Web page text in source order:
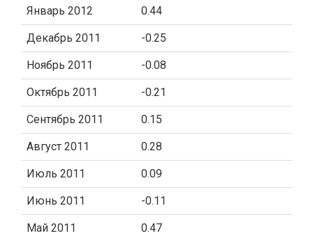
Январь 2012 0.44
Декабрь 2011 -0.25
Ноябрь 2011 -0.08
Октябрь 2011 -0.21
Сентябрь 2011 0.15
Август 2011 0.28
Июль 2011 0.09
Июнь 2011 -0.11
Май 2011 0.47